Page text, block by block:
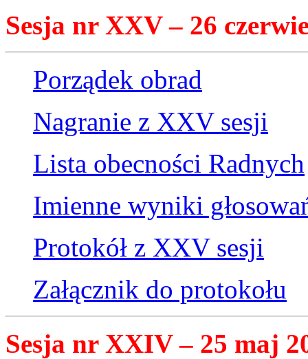
Sesja nr XXV – 26
Porządek obrad
Nagranie z XXV sesji
Lista obecności Radnych
Imienne wyniki
Protokół z XXV sesji
Załącznik do protokołu
Sesja nr XXIV – 25 maj